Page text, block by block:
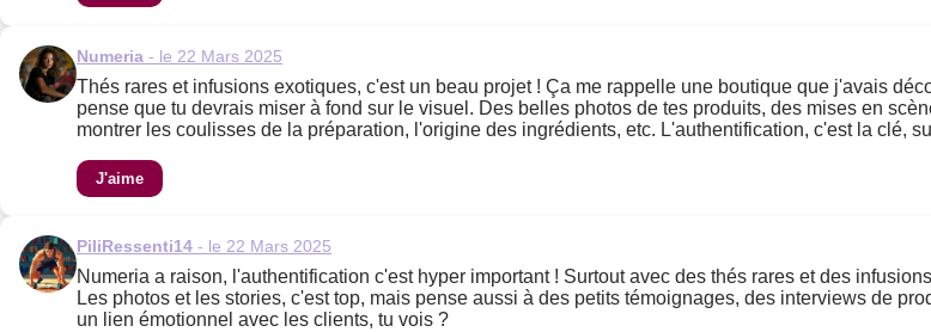
Numeria - le 22 Mars 2025
Thés rares et infusions exotiques, c'est un beau projet ! Ça me rappelle une boutique que j'avais
pense que tu devrais miser à fond sur le visuel. Des belles photos de tes produits, des mises en
montrer les coulisses de la préparation, l'origine des ingrédients, etc. L'authentification, c'est la clé,
J'aime
PiliRessenti14 - le 22 Mars 2025
Numeria a raison, l'authentification c'est hyper important ! Surtout avec des thés rares et des
Les photos et les stories, c'est top, mais pense aussi à des petits témoignages, des interviews de
un lien émotionnel avec les clients, tu vois ?